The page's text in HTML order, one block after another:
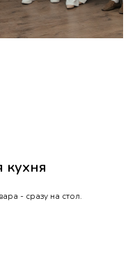
кухня
- сразу на стол.